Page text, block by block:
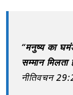
“मनुष्य का
सम्मान मिलता
नीतिवचन